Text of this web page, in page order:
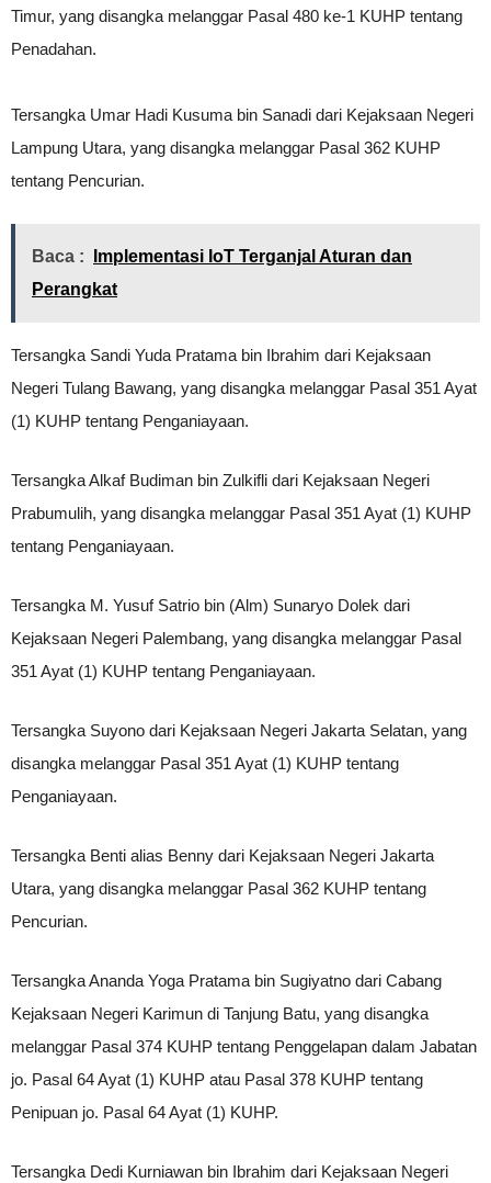
Timur, yang disangka melanggar Pasal 480 ke-1 KUHP tentang
Penadahan.
Tersangka Umar Hadi Kusuma bin Sanadi dari Kejaksaan Negeri
Lampung Utara, yang disangka melanggar Pasal 362 KUHP
tentang Pencurian.
Baca :
Implementasi IoT Terganjal Aturan dan
Perangkat
Tersangka Sandi Yuda Pratama bin Ibrahim dari Kejaksaan
Negeri Tulang Bawang, yang disangka melanggar Pasal 351 Ayat
(1) KUHP tentang Penganiayaan.
Tersangka Alkaf Budiman bin Zulkifli dari Kejaksaan Negeri
Prabumulih, yang disangka melanggar Pasal 351 Ayat (1) KUHP
tentang Penganiayaan.
Tersangka M. Yusuf Satrio bin (Alm) Sunaryo Dolek dari
Kejaksaan Negeri Palembang, yang disangka melanggar Pasal
351 Ayat (1) KUHP tentang Penganiayaan.
Tersangka Suyono dari Kejaksaan Negeri Jakarta Selatan, yang
disangka melanggar Pasal 351 Ayat (1) KUHP tentang
Penganiayaan.
Tersangka Benti alias Benny dari Kejaksaan Negeri Jakarta
Utara, yang disangka melanggar Pasal 362 KUHP tentang
Pencurian.
Tersangka Ananda Yoga Pratama bin Sugiyatno dari Cabang
Kejaksaan Negeri Karimun di Tanjung Batu, yang disangka
melanggar Pasal 374 KUHP tentang Penggelapan dalam Jabatan
jo. Pasal 64 Ayat (1) KUHP atau Pasal 378 KUHP tentang
Penipuan jo. Pasal 64 Ayat (1) KUHP.
Tersangka Dedi Kurniawan bin Ibrahim dari Kejaksaan Negeri